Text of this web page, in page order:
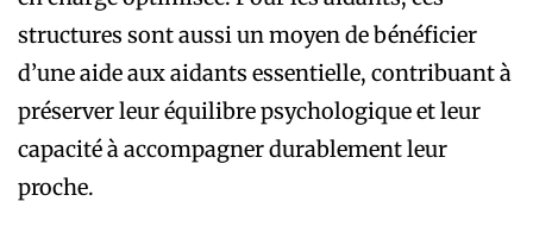
structures sont aussi un moyen de bénéficier
d’une aide aux aidants essentielle, contribuant à
préserver leur équilibre psychologique et leur
capacité à accompagner durablement leur
proche.